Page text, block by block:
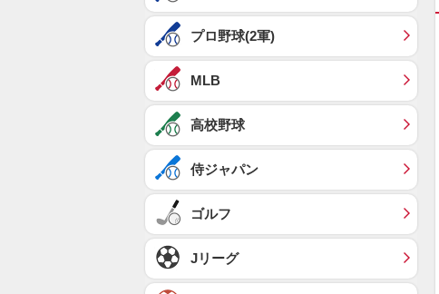
プロ野球(2軍)
MLB
高校野球
侍ジャパン
ゴルフ
Jリーグ